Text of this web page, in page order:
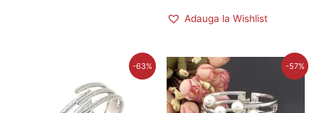
Adauga la Wishlist
-63%
fost:
125,00 lei.
este:
46,00 lei.
-57%
Prețul
inițial
a
fost:
110,00 lei.
47,00 lei.